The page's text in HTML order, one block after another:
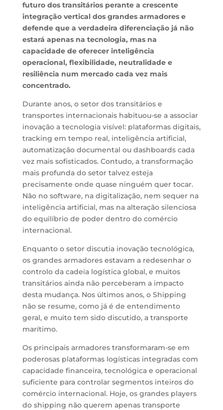
futuro dos transitários perante a crescente
integração vertical dos grandes armadores e
defende que a verdadeira diferenciação já não
estará apenas na tecnologia, mas na
capacidade de oferecer inteligência
operacional, flexibilidade, neutralidade e
resiliência num mercado cada vez mais
concentrado.
Durante anos, o setor dos transitários e
transportes internacionais habituou-se a associar
inovação a tecnologia visível: plataformas digitais,
tracking em tempo real, inteligência artificial,
automatização documental ou dashboards cada
vez mais sofisticados. Contudo, a transformação
mais profunda do setor talvez esteja
precisamente onde quase ninguém quer tocar.
Não no software, na digitalização, nem sequer na
inteligência artificial,mas na alteração silenciosa
do equilíbrio de poder dentro do comércio
internacional.
Enquanto o setor discutia inovação tecnológica,
os grandes armadores estavam a redesenhar o
controlo da cadeia logística global, e muitos
transitários ainda não perceberam a impacto
destamudança. Nos últimos anos, o Shipping
não se resume, como já é de entendimento
geral, e muito tem sido discutido,atransporte
marítimo.
Os principais armadores transformaram-se em
poderosas plataformas logísticas integradas com
capacidade financeira, tecnológica e operacional
suficiente para controlar segmentos inteiros do
comércio internacional. Hoje, os grandes players
do shipping não querem apenas transporte